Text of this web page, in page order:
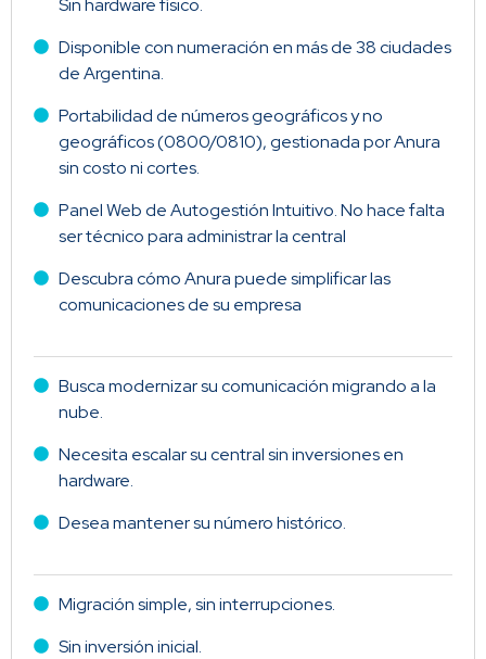
Sin hardware físico.
Disponible con numeración en más de 38 ciudades
de Argentina.
Portabilidad de números geográficos y no
geográficos (0800/0810), gestionada por Anura
sin costo ni cortes.
Panel Web de Autogestión Intuitivo. No hace falta
ser técnico para administrar la central
Descubra cómo Anura puede simplificar las
comunicaciones de su empresa
Busca modernizar su comunicación migrando a la
nube.
Necesita escalar su central sin inversiones en
hardware.
Desea mantener su número histórico.
Migración simple, sin interrupciones.
Sin inversión inicial.